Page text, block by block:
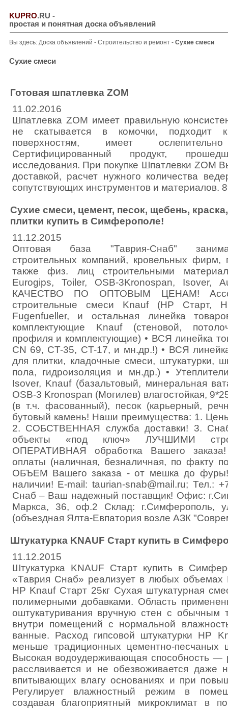
KUPRO.RU -
простая и понятная доска объявлений
Вы здесь: Доска объявлений - Строительство и ремонт - Сухие смеси
Сухие смеси
Готовая шпатлевка ZOM
11.02.2016
Шпатлевка ZOM имеет правильную
не скатывается в комочки, подходит к
поверхностям, имеет
Сертифицированный продукт,
исследования. При покупке Шпатлевки ZOM
доставкой, расчет нужного количества
сопутствующих инструментов и материалов.
Сухие смеси, цемент, песок, щебень,
плитки купить в Симферополе!
11.12.2015
Оптовая база "Таврия-Снаб"
строительных компаний, кровельных фирм,
также физ. лиц строительными
Eurogips, Toiler, OSB-3Kronospan,
КАЧЕСТВО ПО ОПТОВЫМ ЦЕНАМ!
строительные смеси Knauf (HP Старт,
Fugenfueller, и остальная линейка
комплектующие Knauf (стеновой,
профиля и комплектующие) • ВСЯ линейка
CN 69, CT-35, CT-17, и мн.др.!) • ВСЯ
для плитки, кладочные смеси, штукатурки,
пола, гидроизоляция и мн.др.) •
Isover, Knauf (базальтовый, минеральная
OSB-3 Kronospan (Могилев) влагостойкая,
(в т.ч. фасованный), песок (карьерный,
бутовый камень! Наши преимущества: 1.
2. СОБСТВЕННАЯ служба доставки! 3.
объекты «под ключ» ЛУЧШИМИ
ОПЕРАТИВНАЯ обработка Вашего
оплаты (наличная, безналичная, по факту
ОБЪЕМ Вашего заказа - от мешка до
наличии! E-mail: taurian-snab@mail.ru; Тел.:
Снаб – Ваш надежный поставщик! Офис:
Маркса, 36, оф.2 Склад: г.Симферополь,
(объездная Ялта-Евпатория возле АЗК
Штукатурка KNAUF Старт купить в
11.12.2015
Штукатурка KNAUF Старт купить в
«Таврия Снаб» реализует в любых объемах
HP Knauf Старт 25кг Сухая штукатурная
полимерными добавками. Область
оштукатуривания вручную стен с обычным
внутри помещений с нормальной
ванные. Расход гипсовой штукатурки HP
меньше традиционных цементно-песчаных
Высокая водоудерживающая способность —
расслаивается и не обезвоживается даже
впитывающих влагу основаниях и при
Регулирует влажностный режим в
создавая благоприятный микроклимат в